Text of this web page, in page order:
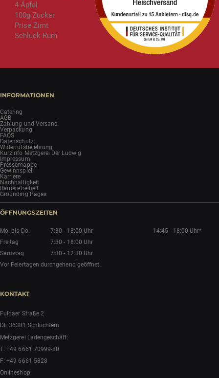
4 Äpfel
100g Zucker
Prise Zimt
Schluck Rum
INFORMATIONEN
Catering
AGB
Zahlung und Versand
Verpackung
FAQS
Datenschutz
Widerrufsbelehrung
Kurzinfo Metzgerei Der Ludwig
Impressum
Pressemappe
Gewinnspiel
Karriere
Nachhaltigkeit
Barrierefreiheit
Grounding Pages
ÖFFNUNGSZEITEN
Mo. bis Do. 7:30 - 13:00 Uhr
14:45 - 18:00 Uhr*
Freitag
7:30 - 18:00 Uhr
Samstag
7:30 - 12:30 Uhr
Vor Feiertagen durchgehend geöffnet.
KONTAKT
Fuldaer Straße 2
DE 36381 Schlüchtern
Metzgerei Ladengeschäft:
T:+49 6661 70999-80
F: +49 6661 5828
Onlineshop: